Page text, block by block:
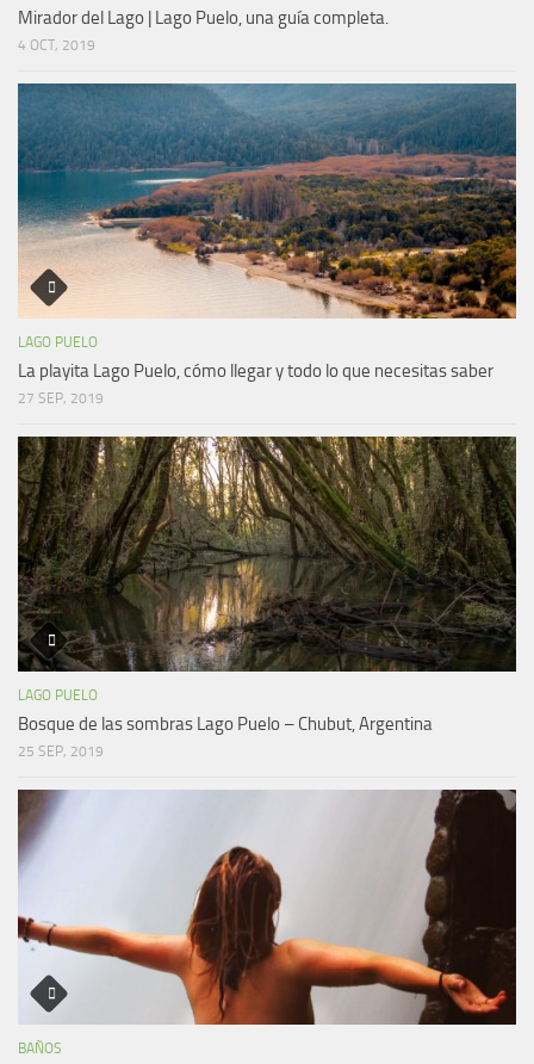
Mirador del Lago | Lago Puelo, una guía completa.
4 OCT, 2019
LAGO PUELO
La playita Lago Puelo, cómo llegar y todo lo que necesitas saber
27 SEP, 2019
LAGO PUELO
Bosque de las sombras Lago Puelo – Chubut, Argentina
25 SEP, 2019
BAÑOS